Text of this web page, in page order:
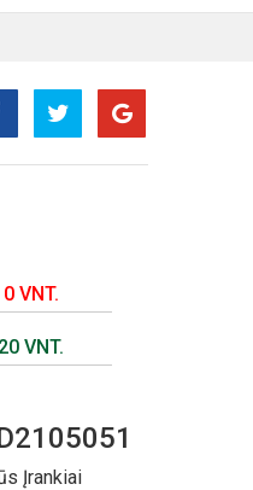
0 VNT.
20 VNT.
Įrankiai